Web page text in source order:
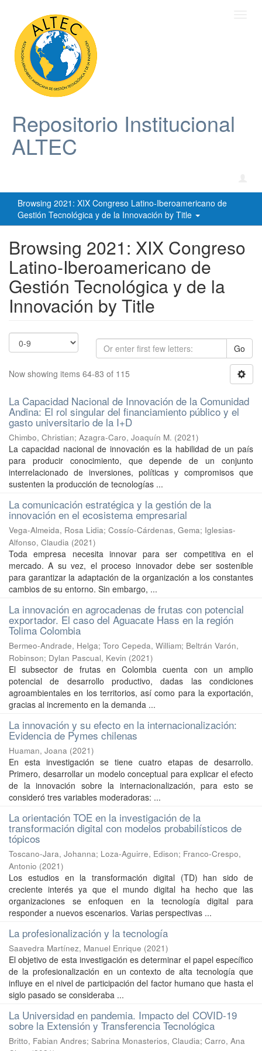
Repositorio Institucional
ALTEC
Browsing 2021: XIX Congreso Latino-Iberoamericano de
Gestión Tecnológica y de la Innovación by Title
Browsing 2021: XIX Congreso
Latino-Iberoamericano de
Gestión Tecnológica y de la
Innovación by Title
Go
Now showing items 64-83 of 115
La Capacidad Nacional de Innovación de la Comunidad
Andina: El rol singular del financiamiento público y el
gasto universitario de la I+D
Chimbo, Christian; Azagra-Caro, Joaquín M. (2021)
La capacidad nacional de innovación es la habilidad de un país
para producir conocimiento, que depende de un conjunto
interrelacionado de inversiones, políticas y compromisos que
sustenten la producción de tecnologías ...
La comunicación estratégica y la gestión de la
innovación en el ecosistema empresarial
Vega-Almeida, Rosa Lidia; Cossío-Cárdenas, Gema; Iglesias-
Alfonso, Claudia (2021)
Toda empresa necesita innovar para ser competitiva en el
mercado. A su vez, el proceso innovador debe ser sostenible
para garantizar la adaptación de la organización a los constantes
cambios de su entorno. Sin embargo, ...
La innovación en agrocadenas de frutas con potencial
exportador. El caso del Aguacate Hass en la región
Tolima Colombia
Bermeo-Andrade, Helga; Toro Cepeda, William; Beltrán Varón,
Robinson; Dylan Pascual, Kevin (2021)
El subsector de frutas en Colombia cuenta con un amplio
potencial de desarrollo productivo, dadas las condiciones
agroambientales en los territorios, así como para la exportación,
gracias al incremento en la demanda ...
La innovación y su efecto en la internacionalización:
Evidencia de Pymes chilenas
Huaman, Joana (2021)
En esta investigación se tiene cuatro etapas de desarrollo.
Primero, desarrollar un modelo conceptual para explicar el efecto
de la innovación sobre la internacionalización, para esto se
consideró tres variables moderadoras: ...
La orientación TOE en la investigación de la
transformación digital con modelos probabilísticos de
tópicos
Toscano-Jara, Johanna; Loza-Aguirre, Edison; Franco-Crespo,
Antonio (2021)
Los estudios en la transformación digital (TD) han sido de
creciente interés ya que el mundo digital ha hecho que las
organizaciones se enfoquen en la tecnología digital para
responder a nuevos escenarios. Varias perspectivas ...
La profesionalización y la tecnología
Saavedra Martínez, Manuel Enrique (2021)
El objetivo de esta investigación es determinar el papel específico
de la profesionalización en un contexto de alta tecnología que
influye en el nivel de participación del factor humano que hasta el
siglo pasado se consideraba ...
La Universidad en pandemia. Impacto del COVID-19
sobre la Extensión y Transferencia Tecnológica
Britto, Fabian Andres; Sabrina Monasterios, Claudia; Carro, Ana